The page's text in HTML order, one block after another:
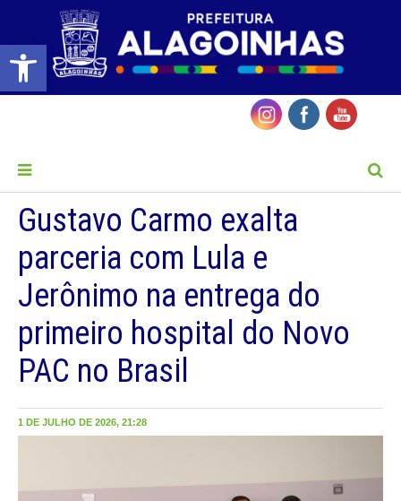
Barra de Ferramentas Aberta
Gustavo Carmo exalta
parceria com Lula e
Jerônimo na entrega do
primeiro hospital do Novo
PAC no Brasil
1 DE JULHO DE 2026, 21:28